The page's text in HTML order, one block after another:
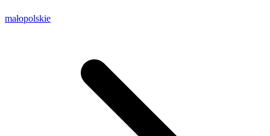
małopolskie